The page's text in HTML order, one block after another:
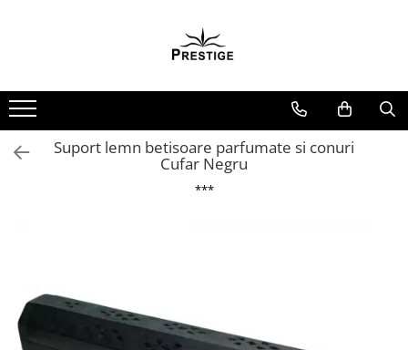
Noutati
Promotii
Pachete Speciale Carti
Spiritualitate - Ezoterism
Dezvoltare Spirituala
KidConnection
Suport lemn betisoare parfumate si conuri
Cufar Negru
***